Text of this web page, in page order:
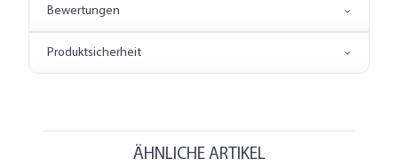
Bewertungen
Produktsicherheit
ÄHNLICHE ARTIKEL